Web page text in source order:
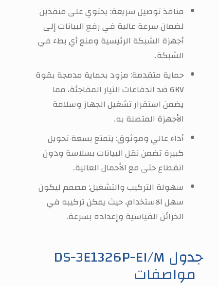
منافذ توصيل سريعة: يحتوي على منفذين
لضمان سرعة عالية في رفع البيانات إلى
أجهزة الشبكة الرئيسية ومنع أي بطء في
الشبكة.
حماية متقدمة: مزود بحماية مدمجة بقوة
6KV ضد اندفاعات التيار المفاجئة، مما
يضمن استقرار تشغيل الجهاز وسلامة
الأجهزة المتصلة به.
أداء عالي وموثوق: يتمتع بسعة تحويل
كبيرة تضمن نقل البيانات بسلاسة ودون
انقطاع حتى مع الأحمال العالية.
سهولة التركيب والتشغيل: مصمم ليكون
سهل الاستخدام، حيث يمكن تركيبه في
الخزائن القياسية وإعداده بسرعة.
DS-3E1326P-EI/M جدول